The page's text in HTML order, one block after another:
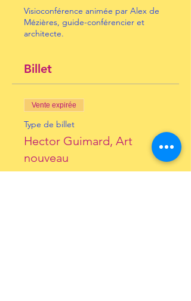
Visioconférence animée par Alex de
Mézières, guide-conférencier et
architecte.
Billet
Vente expirée
Type de billet
Hector Guimard, Art
nouveau